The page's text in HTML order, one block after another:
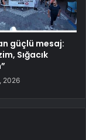
güçlü mesaj:
Sığacık
2026